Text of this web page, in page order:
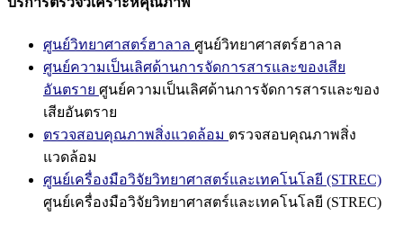
ศูนย์วิทยาศาสตร์ฮาลาล ศูนย์วิทยาศาสตร์ฮาลาล
ศูนย์ความเป็นเลิศด้านการจัดการสารและของเสีย
อันตราย ศูนย์ความเป็นเลิศด้านการจัดการสารและของ
เสียอันตราย
ตรวจสอบคุณภาพสิ่งแวดล้อม ตรวจสอบคุณภาพสิ่ง
แวดล้อม
ศูนย์เครื่องมือวิจัยวิทยาศาสตร์และเทคโนโลยี (STREC)
ศูนย์เครื่องมือวิจัยวิทยาศาสตร์และเทคโนโลยี (STREC)